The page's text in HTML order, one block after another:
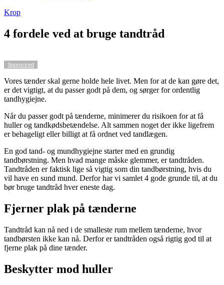
Krop
4 fordele ved at bruge tandtråd
Sponsored
Vores tænder skal gerne holde hele livet. Men for at de kan gøre det,
er det vigtigt, at du passer godt på dem, og sørger for ordentlig
tandhygiejne.
Når du passer godt på tænderne, minimerer du risikoen for at få
huller og tandkødsbetændelse. Alt sammen noget der ikke ligefrem
er behageligt eller billigt at få ordnet ved tandlægen.
En god tand- og mundhygiejne starter med en grundig
tandbørstning. Men hvad mange måske glemmer, er tandtråden.
Tandtråden er faktisk lige så vigtig som din tandbørstning, hvis du
vil have en sund mund. Derfor har vi samlet 4 gode grunde til, at du
bør bruge tandtråd hver eneste dag.
Fjerner plak på tænderne
Tandtråd kan nå ned i de smalleste rum mellem tænderne, hvor
tandbørsten ikke kan nå. Derfor er tandtråden også rigtig god til at
fjerne plak på dine tænder.
Beskytter mod huller